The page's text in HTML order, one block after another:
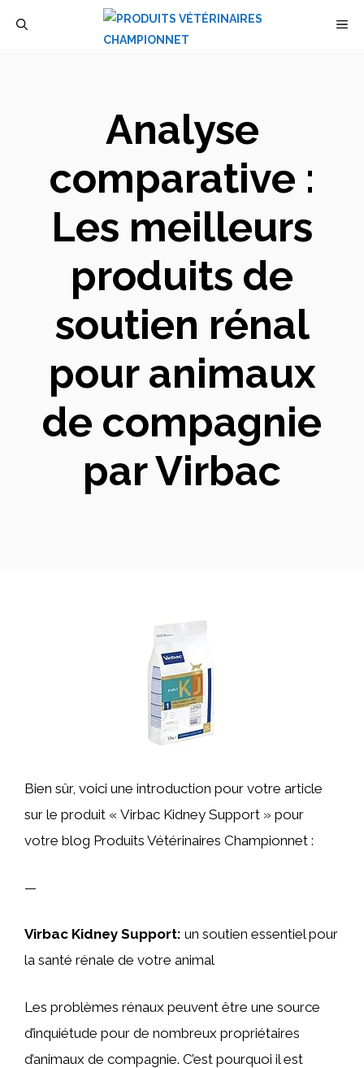
Analyse
comparative :
Les meilleurs
produits de
soutien rénal
pour animaux
de compagnie
par Virbac
Bien sûr, voici une introduction pour votre article
sur le produit « Virbac Kidney Support » pour
votre blog Produits Vétérinaires Championnet :
—
Virbac Kidney Support: un soutien essentiel pour
la santé rénale de votre animal
Les problèmes rénaux peuvent être une source
d’inquiétude pour de nombreux propriétaires
d’animaux de compagnie. C’est pourquoi il est